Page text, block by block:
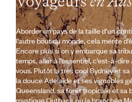
Aborder un pays de la taille d’un
l’autre bout du monde, cela mérite
Encore plus si on y embarque sa
temps, aller à l’essentiel, c’est-à-
vous. Plutôt la très cool Sydney et
la douce Adelaïde et ses vignobles
Queensland, sa forêt tropicale et sa